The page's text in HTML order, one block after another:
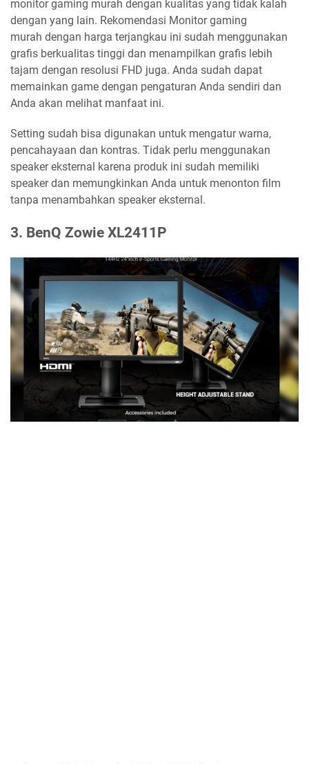
monitor gaming murah dengan kualitas yang tidak kalah
dengan yang lain. Rekomendasi Monitor gaming
murah dengan harga terjangkau ini sudah menggunakan
grafis berkualitas tinggi dan menampilkan grafis lebih
tajam dengan resolusi FHD juga. Anda sudah dapat
memainkan game dengan pengaturan Anda sendiri dan
Anda akan melihat manfaat ini.
Setting sudah bisa digunakan untuk mengatur warna,
pencahayaan dan kontras. Tidak perlu menggunakan
speaker eksternal karena produk ini sudah memiliki
speaker dan memungkinkan Anda untuk menonton film
tanpa menambahkan speaker eksternal.
3. BenQ Zowie XL2411P